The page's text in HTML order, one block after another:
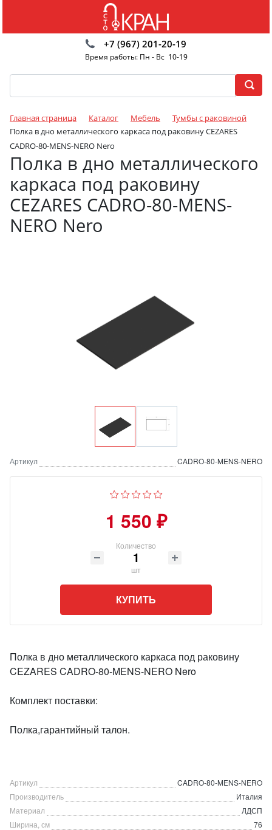
+7 (967) 201-20-19
Время работы: Пн - Вс 10-19
Главная страница Каталог Мебель
Тумбы с раковиной
Полка в дно металлического каркаса под раковину CEZARES
CADRO-80-MENS-NERO Nero
Полка в дно металлического
каркаса под раковину
CEZARES CADRO-80-MENS-
NERO Nero
Артикул CADRO-80-MENS-NERO
1 550 ₽
Количество
шт
КУПИТЬ
Полка в дно металлического каркаса под раковину
CEZARES CADRO-80-MENS-NERO Nero
Комплект поставки:
Полка,гарантийный талон.
Артикул
CADRO-80-MENS-NERO
Производитель
Италия
Материал
ЛДСП
Ширина, см
76